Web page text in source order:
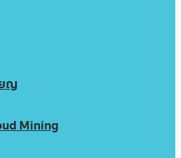
ยญ
Mining